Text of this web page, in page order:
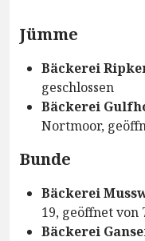
Jümme
Bäckerei
geschlossen
Bäckerei
Nortmoor,
Bunde
Bäckerei
19, geöffnet von
Bäckerei